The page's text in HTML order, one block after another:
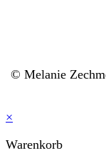
© Melanie
×
Warenkorb